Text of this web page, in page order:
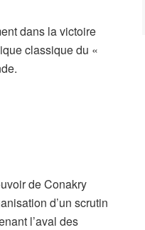
dans la victoire
classique du «
de Conakry
d’un scrutin
l’aval des